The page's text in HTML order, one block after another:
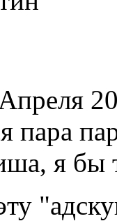
пара
я бы